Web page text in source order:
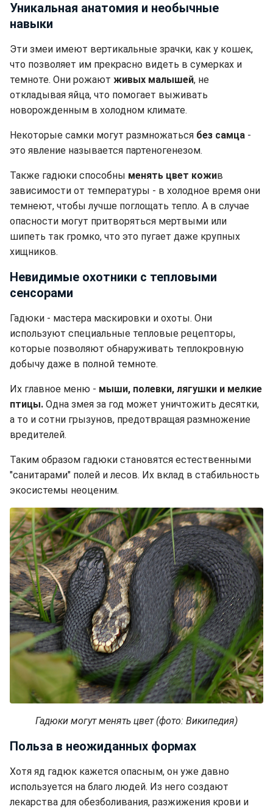
Уникальная анатомия и необычные
навыки
Эти змеи имеют вертикальные зрачки, как у кошек,
что позволяет им прекрасно видеть в сумерках и
темноте. Они рожают живых малышей, не
откладывая яйца, что помогает выживать
новорожденным в холодном климате.
Некоторые самки могут размножаться без самца -
это явление называется партеногенезом.
Также гадюки способны менять цвет кожив
зависимости от температуры - в холодное время они
темнеют, чтобы лучше поглощать тепло. А в случае
опасности могут притворяться мертвыми или
шипеть так громко, что это пугает даже крупных
хищников.
Невидимые охотники с тепловыми
сенсорами
Гадюки - мастера маскировки и охоты. Они
используют специальные тепловые рецепторы,
которые позволяют обнаруживать теплокровную
добычу даже в полной темноте.
Их главное меню - мыши, полевки, лягушки и мелкие
птицы. Одна змея за год может уничтожить десятки,
а то и сотни грызунов, предотвращая размножение
вредителей.
Таким образом гадюки становятся естественными
"санитарами" полей и лесов. Их вклад в стабильность
экосистемы неоценим.
Гадюки могут менять цвет (фото: Википедия)
Польза в неожиданных формах
Хотя яд гадюк кажется опасным, он уже давно
используется на благо людей. Из него создают
лекарства для обезболивания, разжижения крови и